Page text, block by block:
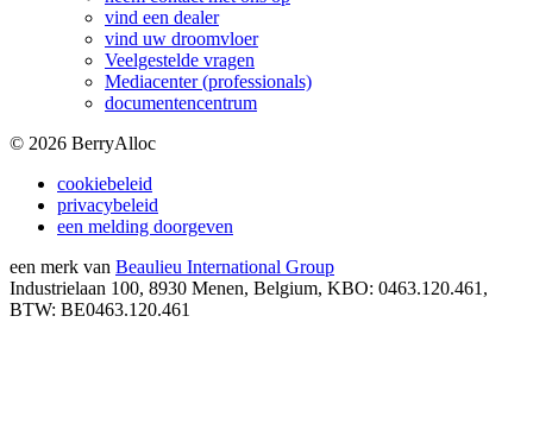
vind een dealer
vind uw droomvloer
Veelgestelde vragen
Mediacenter (professionals)
documentencentrum
© 2026 BerryAlloc
cookiebeleid
privacybeleid
een melding doorgeven
een merk van Beaulieu International Group
Industrielaan 100, 8930 Menen, Belgium, KBO: 0463.120.461,
BTW: BE0463.120.461